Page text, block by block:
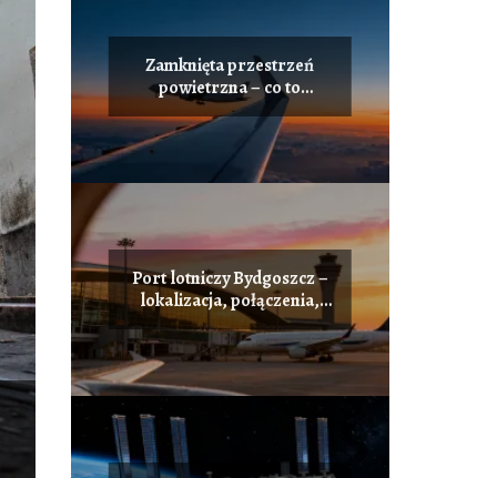
Zamknięta przestrzeń
powietrzna – co to
oznacza i jak działa?
Port lotniczy Bydgoszcz –
lokalizacja, połączenia,
dojazd